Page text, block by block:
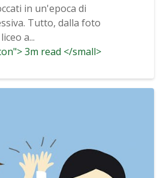
in un'epoca di
Tutto, dalla foto
a...
3m read </small>